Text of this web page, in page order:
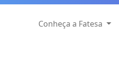
Conheça a Fatesa